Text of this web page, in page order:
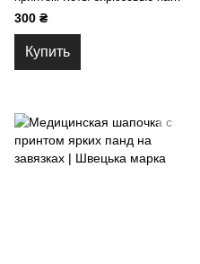
резинке
300 ₴
Купить